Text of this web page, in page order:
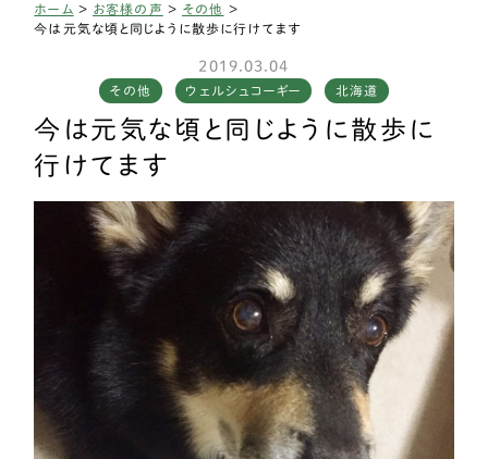
ホーム > お客様の声 > その他 >
今は元気な頃と同じように散歩に行けてます
2019.03.04
その他 ウェルシュコーギー 北海道
今は元気な頃と同じように散歩に
行けてます